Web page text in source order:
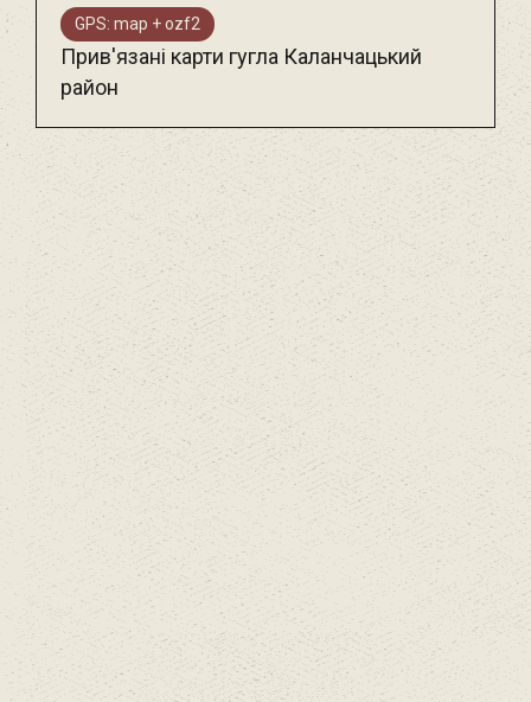
GPS: map + ozf2
Прив'язані карти гугла Каланчацький
район